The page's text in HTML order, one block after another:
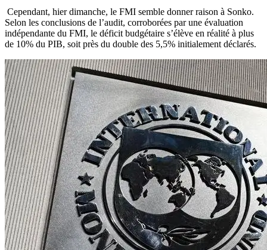
Cependant, hier dimanche, le FMI semble donner raison à Sonko.
Selon les conclusions de l’audit, corroborées par une évaluation
indépendante du FMI, le déficit budgétaire s’élève en réalité à plus
de 10% du PIB, soit près du double des 5,5% initialement déclarés.